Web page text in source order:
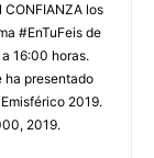
CONFIANZA los
#EnTuFeis de
16:00 horas.
ha presentado
2019.
2019.